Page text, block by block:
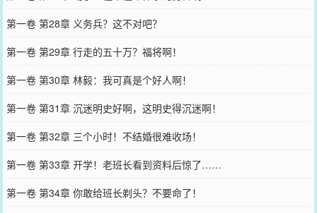
第一卷 第28章 义务兵？这不对吧？
第一卷 第29章 行走的五十万？福将啊！
第一卷 第30章 林毅：我可真是个好人啊！
第一卷 第31章 沉迷明史好啊，这明史得沉迷啊！
第一卷 第32章 三个小时！不结婚很难收场！
第一卷 第33章 开学！老班长看到资料后惊了……
第一卷 第34章 你敢给班长剃头？不要命了！